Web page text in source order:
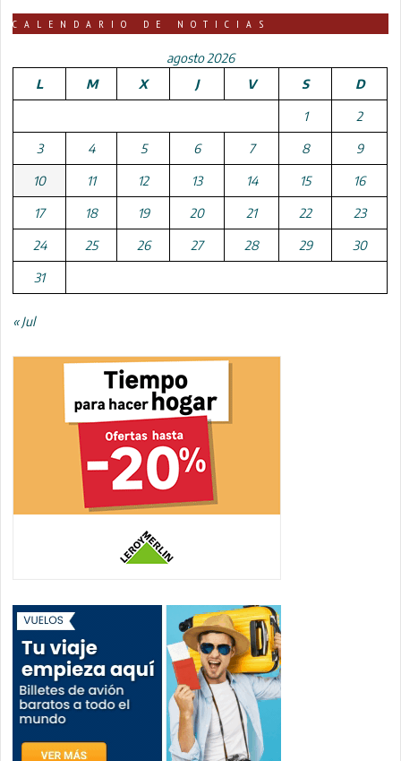
CALENDARIO DE NOTICIAS
agosto 2026
L
M X J V S D
1 2
3 4 5 6 7 8 9
10 11 12 13 14 15 16
17 18 19 20 21 22 23
24 25 26 27 28 29 30
31
« Jul